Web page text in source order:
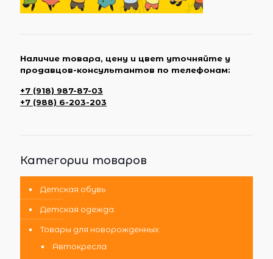
Наличие товара, цену и цвет уточняйте у
продавцов-консультантов по телефонам:
+7 (918) 987-87-03
+7 (988) 6-203-203
Категории товаров
Детская обувь
Детская одежда
Товары для новорожденных
Автокресла